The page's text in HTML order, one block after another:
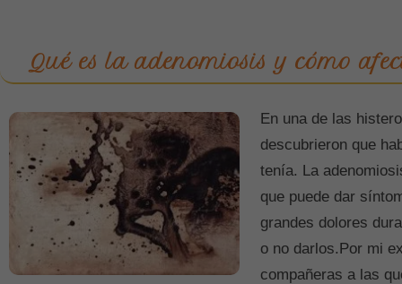
Qué es la adenomiosis y cómo
En una de las
descubrieron que
tenía. La
que puede dar
grandes dolores
o no darlos.Por mi
compañeras a las